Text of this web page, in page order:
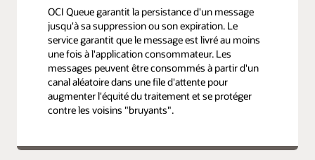
OCI Queue garantit la persistance d'un message
jusqu'à sa suppression ou son expiration. Le
service garantit que le message est livré au moins
une fois à l'application consommateur. Les
messages peuvent être consommés à partir d'un
canal aléatoire dans une file d'attente pour
augmenter l'équité du traitement et se protéger
contre les voisins "bruyants".